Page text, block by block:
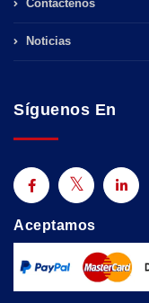
Contáctenos
Noticias
Síguenos En
Aceptamos